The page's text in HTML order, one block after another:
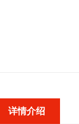
详情介绍